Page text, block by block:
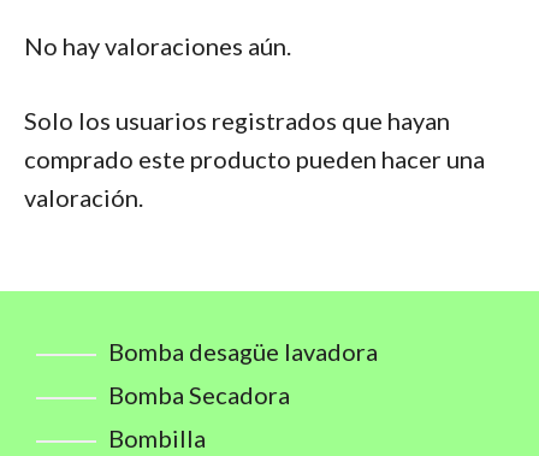
No hay valoraciones aún.
Solo los usuarios registrados que hayan
comprado este producto pueden hacer una
valoración.
Bomba desagüe lavadora
Bomba Secadora
Bombilla